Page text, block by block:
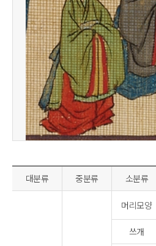
대분류 중분류 소분류
머리모양
쓰개